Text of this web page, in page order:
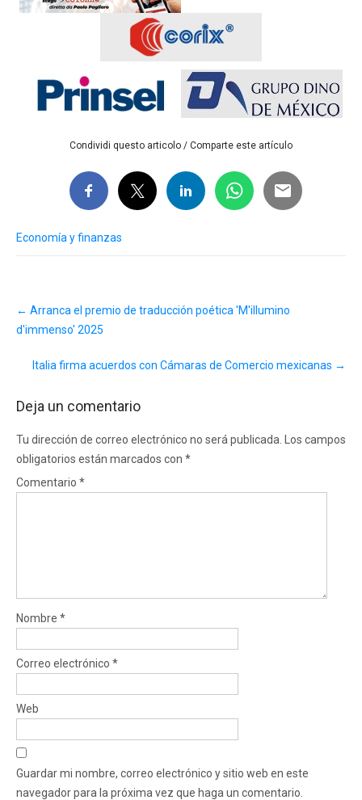
Condividi questo articolo / Comparte este artículo
Economía y finanzas
navigation
← Arranca el premio de traducción poética 'M'illumino
d'immenso' 2025
Italia firma acuerdos con Cámaras de Comercio mexicanas →
Deja un comentario
Tu dirección de correo electrónico no será publicada.
Los campos
obligatorios están marcados con *
Comentario *
Nombre *
Correo electrónico *
Web
Guardar mi nombre, correo electrónico y sitio web en este
navegador para la próxima vez que haga un comentario.